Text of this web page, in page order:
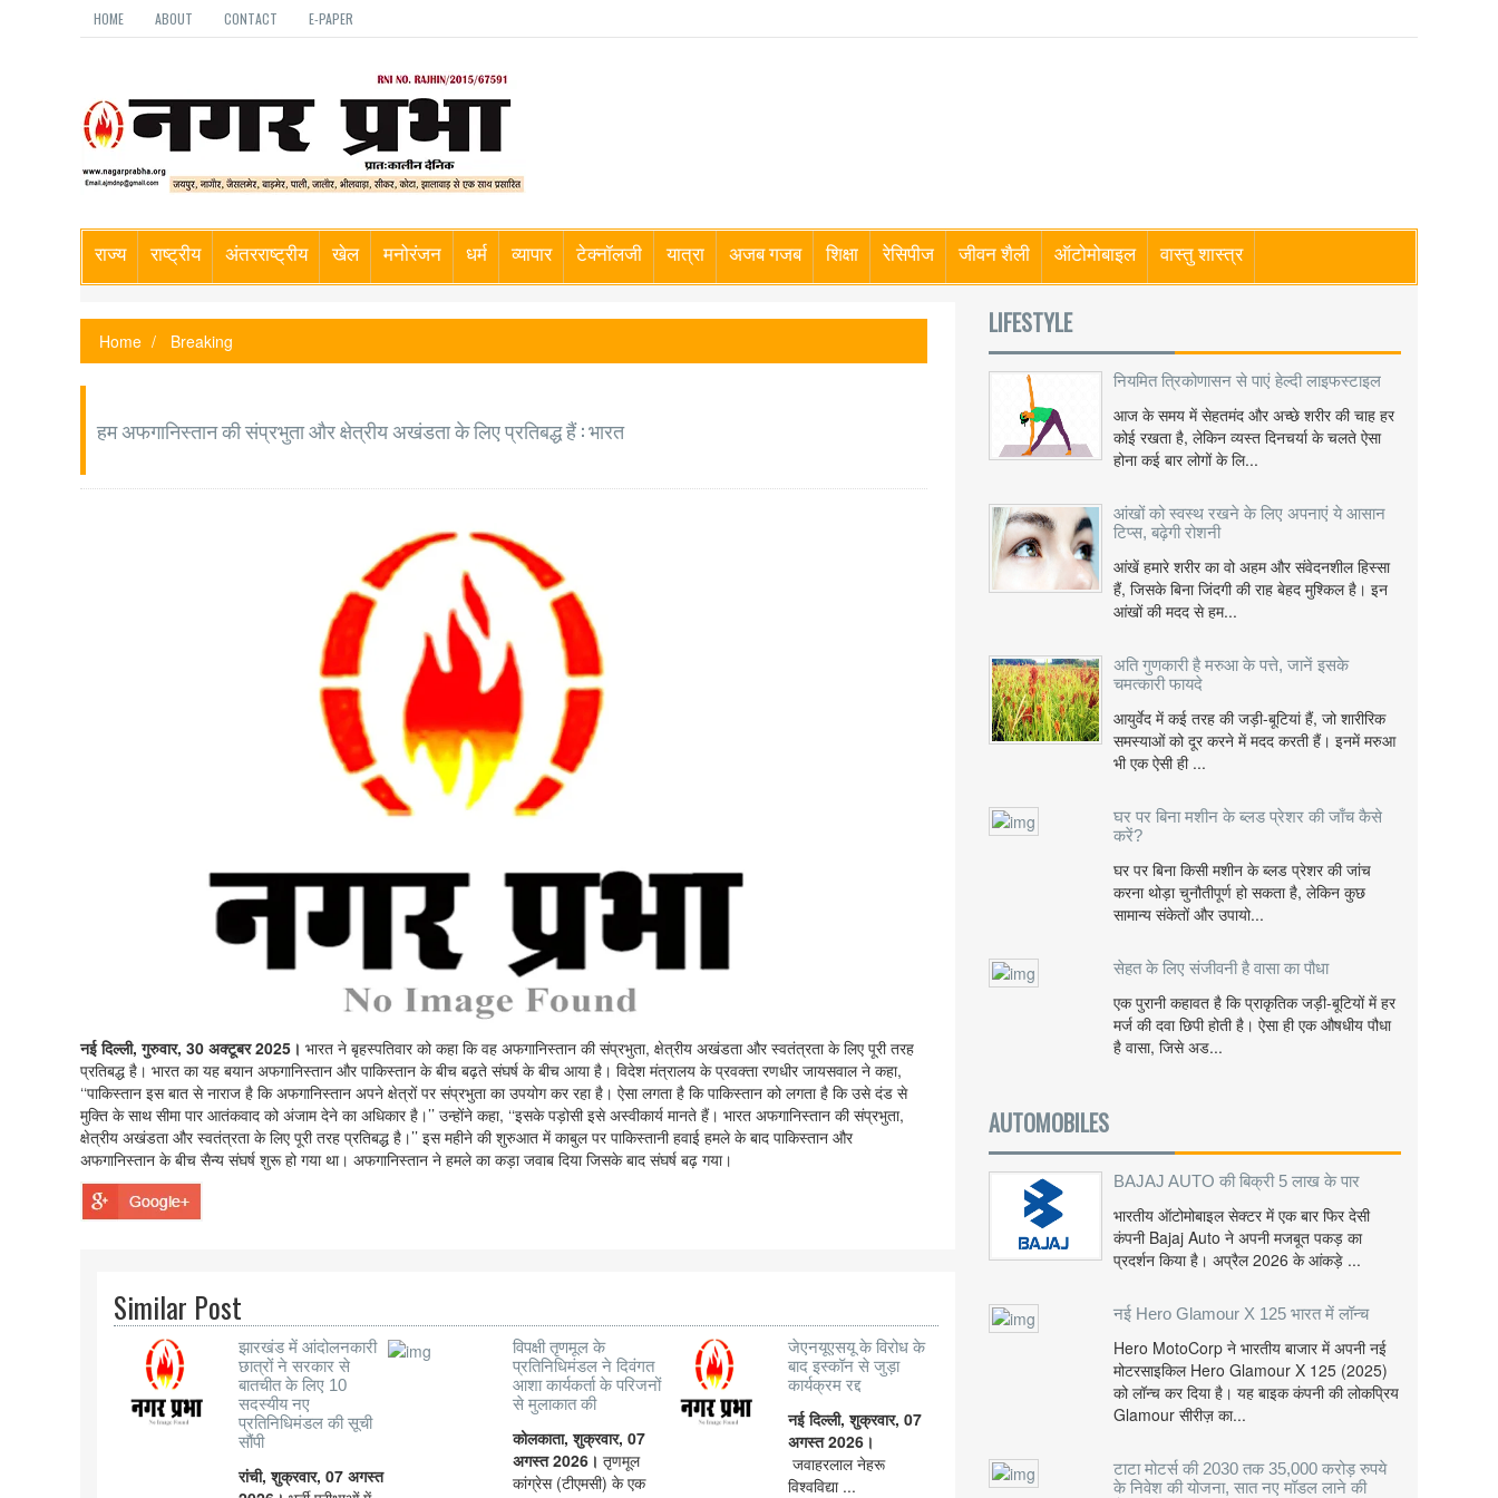
HOME ABOUT CONTACT E-PAPER
राज्य राष्ट्रीय अंतरराष्ट्रीय खेल मनोरंजन धर्म व्यापार टेक्नॉलजी यात्रा अजब गजब शिक्षा रेसिपीज जीवन शैली ऑटोमोबाइल वास्तु शास्त्र
Home Breaking
हम अफगानिस्तान की संप्रभुता और क्षेत्रीय अखंडता के लिए प्रतिबद्ध हैं : भारत
नई दिल्ली, गुरुवार, 30 अक्टूबर 2025। भारत ने बृहस्पतिवार को कहा कि वह अफगानिस्तान की संप्रभुता, क्षेत्रीय अखंडता और स्वतंत्रता के लिए पूरी तरह
प्रतिबद्ध है। भारत का यह बयान अफगानिस्तान और पाकिस्तान के बीच बढ़ते संघर्ष के बीच आया है। विदेश मंत्रालय के प्रवक्ता रणधीर जायसवाल ने कहा,
‘‘पाकिस्तान इस बात से नाराज है कि अफगानिस्तान अपने क्षेत्रों पर संप्रभुता का उपयोग कर रहा है। ऐसा लगता है कि पाकिस्तान को लगता है कि उसे दंड से
मुक्ति के साथ सीमा पार आतंकवाद को अंजाम देने का अधिकार है।’’ उन्होंने कहा, ‘‘इसके पड़ोसी इसे अस्वीकार्य मानते हैं। भारत अफगानिस्तान की संप्रभुता,
क्षेत्रीय अखंडता और स्वतंत्रता के लिए पूरी तरह प्रतिबद्ध है।’’ इस महीने की शुरुआत में काबुल पर पाकिस्तानी हवाई हमले के बाद पाकिस्तान और
अफगानिस्तान के बीच सैन्य संघर्ष शुरू हो गया था। अफगानिस्तान ने हमले का कड़ा जवाब दिया जिसके बाद संघर्ष बढ़ गया।
Similar Post
झारखंड में आंदोलनकारी
छात्रों ने सरकार से
बातचीत के लिए 10
सदस्यीय नए
प्रतिनिधिमंडल की सूची
सौंपी
रांची, शुक्रवार, 07 अगस्त
विपक्षी तृणमूल के
प्रतिनिधिमंडल ने दिवंगत
आशा कार्यकर्ता के परिजनों
से मुलाकात की
कोलकाता, शुक्रवार, 07
अगस्त 2026।तृणमूल
कांग्रेस (टीएमसी) के एक
जेएनयूएसयू के विरोध के
बाद इस्कॉन से जुड़ा
कार्यक्रम रद्द
नई दिल्ली, शुक्रवार, 07
अगस्त 2026।
जवाहरलाल नेहरू
विश्वविद्या ...
LIFESTYLE
नियमित त्रिकोणासन से पाएं हेल्दी लाइफस्टाइल
आज के समय में सेहतमंद और अच्छे शरीर की चाह हर
कोई रखता है, लेकिन व्यस्त दिनचर्या के चलते ऐसा
होना कई बार लोगों के लि...
आंखों को स्वस्थ रखने के लिए अपनाएं ये आसान
टिप्स, बढ़ेगी रोशनी
आंखें हमारे शरीर का वो अहम और संवेदनशील हिस्सा
हैं, जिसके बिना जिंदगी की राह बेहद मुश्किल है। इन
आंखों की मदद से हम...
अति गुणकारी है मरुआ के पत्ते, जानें इसके
चमत्कारी फायदे
आयुर्वेद में कई तरह की जड़ी-बूटियां हैं, जो शारीरिक
समस्याओं को दूर करने में मदद करती हैं। इनमें मरुआ
भी एक ऐसी ही ...
घर पर बिना मशीन के ब्लड प्रेशर की जाँच कैसे
करें?
घर पर बिना किसी मशीन के ब्लड प्रेशर की जांच
करना थोड़ा चुनौतीपूर्ण हो सकता है, लेकिन कुछ
सामान्य संकेतों और उपायो...
सेहत के लिए संजीवनी है वासा का पौधा
एक पुरानी कहावत है कि प्राकृतिक जड़ी-बूटियों में हर
मर्ज की दवा छिपी होती है। ऐसा ही एक औषधीय पौधा
है वासा, जिसे अड...
AUTOMOBILES
BAJAJ AUTO की बिक्री 5 लाख के पार
भारतीय ऑटोमोबाइल सेक्टर में एक बार फिर देसी
कंपनी Bajaj Auto ने अपनी मजबूत पकड़ का
प्रदर्शन किया है। अप्रैल 2026 के आंकड़े ...
नई Hero Glamour X 125 भारत में लॉन्च
Hero MotoCorp ने भारतीय बाजार में अपनी नई
मोटरसाइकिल Hero Glamour X 125 (2025)
को लॉन्च कर दिया है। यह बाइक कंपनी की लोकप्रिय
Glamour सीरीज़ का...
टाटा मोटर्स की 2030 तक 35,000 करोड़ रुपये
के निवेश की योजना, सात नए मॉडल लाने की